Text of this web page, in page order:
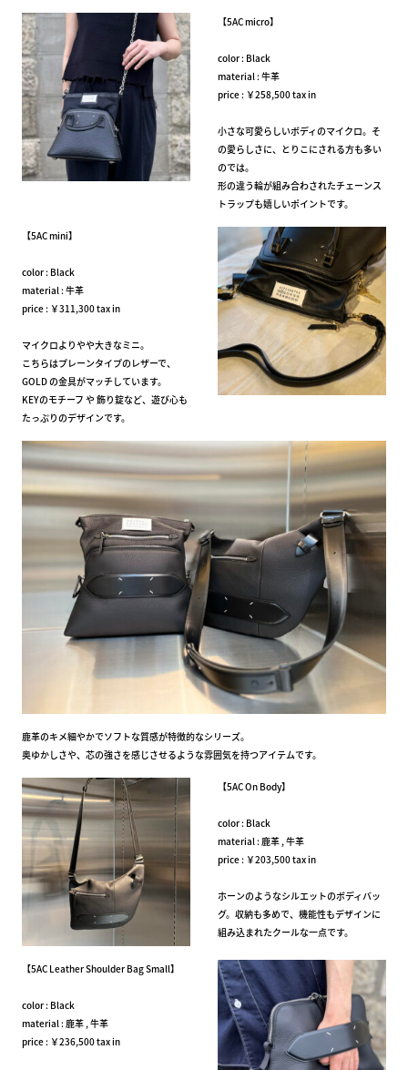
【5AC micro】
color : Black
material : 牛革
price : ￥258,500 tax in
小さな可愛らしいボディのマイクロ。そ
の愛らしさに、とりこにされる方も多い
のでは。
形の違う輪が組み合わされたチェーンス
トラップも嬉しいポイントです。
【5AC mini】
color : Black
material : 牛革
price : ￥311,300 tax in
マイクロよりやや大きなミニ。
こちらはプレーンタイプのレザーで、
GOLD の金具がマッチしています。
KEYのモチーフ や 飾り錠など、遊び心も
たっぷりのデザインです。
鹿革のキメ細やかでソフトな質感が特徴的なシリーズ。
奥ゆかしさや、芯の強さを感じさせるような雰囲気を持つアイテムです。
【5AC On Body】
color : Black
material : 鹿革 , 牛革
price : ￥203,500 tax in
ホーンのようなシルエットのボディバッ
グ。収納も多めで、機能性もデザインに
組み込まれたクールな一点です。
【5AC Leather Shoulder Bag Small】
color : Black
material : 鹿革 , 牛革
price : ￥236,500 tax in